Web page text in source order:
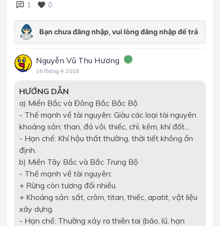
1 0
Nguyễn Vũ Thu Hương
16 tháng 4 2018
HƯỚNG DẪN
a) Miền Bắc và Đông Bắc Bắc Bộ
- Thế mạnh về tài nguyên: Giàu các loại tài nguyên
khoáng sản: than, đá vôi, thiếc, chì, kẽm, khí đốt...
- Hạn chế: Khí hậu thất thường, thời tiết không ổn
định.
b) Miền Tây Bắc và Bắc Trung Bộ
- Thế mạnh về tài nguyên:
+ Rừng còn tương đối nhiều.
+ Khoáng sản: sắt, crôm, titan, thiếc, apatit, vật liệu
xây dựng.
- Hạn chế: Thường xảy ra thiên tai (bão, lũ, hạn